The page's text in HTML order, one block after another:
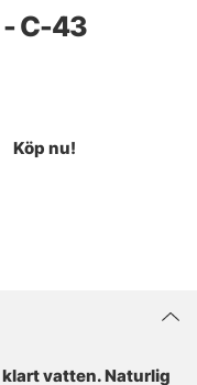
- C-43
Köp nu!
vatten. Naturlig